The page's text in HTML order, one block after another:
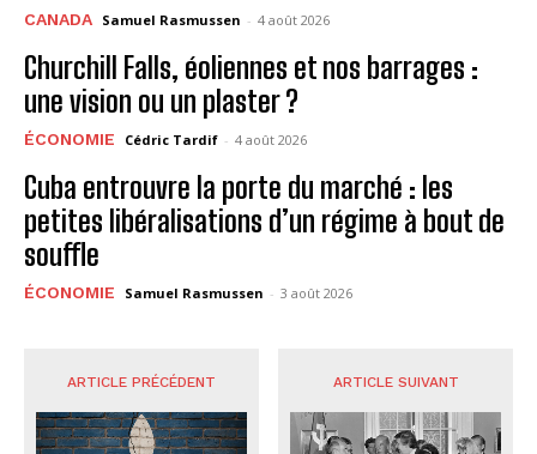
CANADA Samuel Rasmussen - 4 août 2026
Churchill Falls, éoliennes et nos barrages :
une vision ou un plaster ?
ÉCONOMIE Cédric Tardif - 4 août 2026
Cuba entrouvre la porte du marché : les
petites libéralisations d’un régime à bout de
souffle
ÉCONOMIE Samuel Rasmussen - 3 août 2026
ARTICLE PRÉCÉDENT ARTICLE SUIVANT